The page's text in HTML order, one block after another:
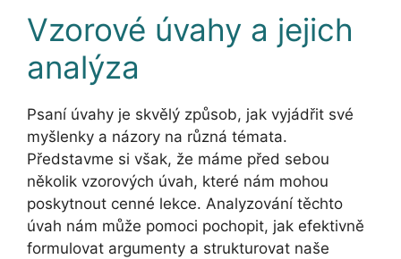
Vzorové úvahy a jejich
analýza
Psaní úvahy je skvělý způsob, jak vyjádřit své
myšlenky a názory na různá témata.
Představme si však, že máme před sebou
několik vzorových úvah, které nám mohou
poskytnout cenné lekce. Analyzování těchto
úvah nám může pomoci pochopit, jak efektivně
formulovat argumenty a strukturovat naše